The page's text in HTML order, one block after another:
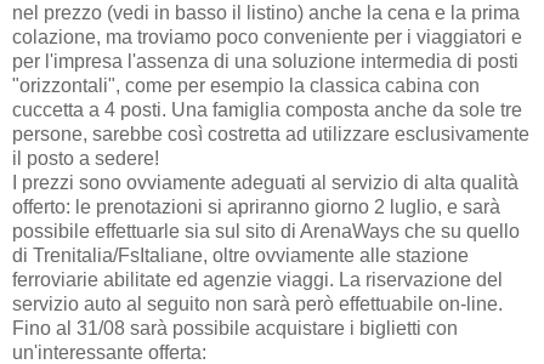
nel prezzo (vedi in basso il listino) anche la cena e la prima
colazione, ma troviamo poco conveniente per i viaggiatori e
per l'impresa l'assenza di una soluzione intermedia di posti
"orizzontali", come per esempio la classica cabina con
cuccetta a 4 posti. Una famiglia composta anche da sole tre
persone, sarebbe così costretta ad utilizzare esclusivamente
il posto a sedere!
I prezzi sono ovviamente adeguati al servizio di alta qualità
offerto: le prenotazioni si apriranno giorno 2 luglio, e sarà
possibile effettuarle sia sul sito di ArenaWays che su quello
di Trenitalia/FsItaliane, oltre ovviamente alle stazione
ferroviarie abilitate ed agenzie viaggi. La riservazione del
servizio auto al seguito non sarà però effettuabile on-line.
Fino al 31/08 sarà possibile acquistare i biglietti con
un'interessante offerta: